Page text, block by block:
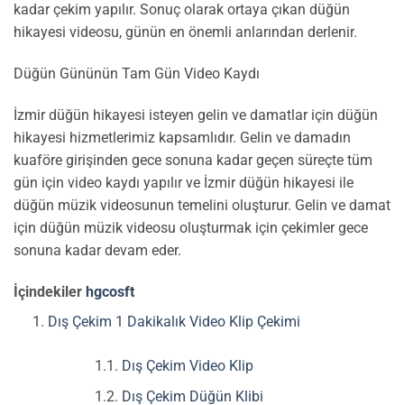
kadar çekim yapılır. Sonuç olarak ortaya çıkan düğün
hikayesi videosu, günün en önemli anlarından derlenir.
Düğün Gününün Tam Gün Video Kaydı
İzmir düğün hikayesi isteyen gelin ve damatlar için düğün
hikayesi hizmetlerimiz kapsamlıdır. Gelin ve damadın
kuaföre girişinden gece sonuna kadar geçen süreçte tüm
gün için video kaydı yapılır ve İzmir düğün hikayesi ile
düğün müzik videosunun temelini oluşturur. Gelin ve damat
için düğün müzik videosu oluşturmak için çekimler gece
sonuna kadar devam eder.
İçindekiler hgcosft
Dış Çekim 1 Dakikalık Video Klip Çekimi
Dış Çekim Video Klip
Dış Çekim Düğün Klibi